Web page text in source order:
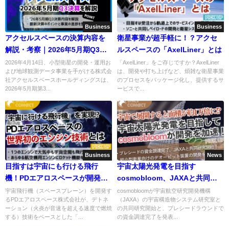
Business
アクセルスペースの決算内容を
解説・考察｜2026年5月期Q3決
算
2026年4月14日、小型衛星の開発・運用お
よび地球観測データ事業を手がける株式会
社アクセルスペースホールディングスは、
2026年5月期第3...
Business
衛星事業が超手軽に！？アクセ
ルスペースの「AxelLiner」とは
「AxelLiner」をご存じですか？AxelLiner
は、開発や打ち上げなど、煩雑な衛星事業
のプロセスをパッケージ化し、提供するサ
ービスで...
Business
目指すは宇宙にも行ける飛行
機！PDエアロスペースが開発す
る世界初のエンジンとは
宇宙飛行機（スペースプレーン）を開発す
るPDエアロスペース株式会社が、デトネ
ーション（火炎が音速を超える速度で燃焼
する）技術をベースとした「...
News
宇宙太陽光発電を目指す
cosmobloom、JAXAと共同研
究を開始！
cosmobloomが宇宙航空研究開発機構
（JAXA）の宇宙構造物システム研究室と
の共同研究開始と、プレシードラウンドで
の資金調達完了を発表...